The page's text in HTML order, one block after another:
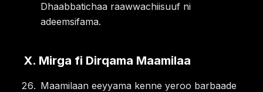
Dhaabbatichaa raawwachiisuuf ni
adeemsifama.
X. Mirga fi Dirqama Maamilaa
Maamilaan eeyyama kenne yeroo barbaade